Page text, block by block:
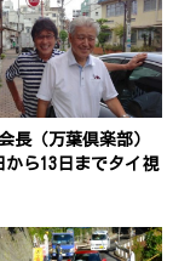
長（万葉倶楽部）
から13日までタイ視